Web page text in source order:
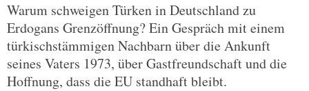
Warum schweigen Türken in Deutschland zu
Erdogans Grenzöffnung? Ein Gespräch mit einem
türkischstämmigen Nachbarn über die Ankunft
seines Vaters 1973, über Gastfreundschaft und die
Hoffnung, dass die EU standhaft bleibt.